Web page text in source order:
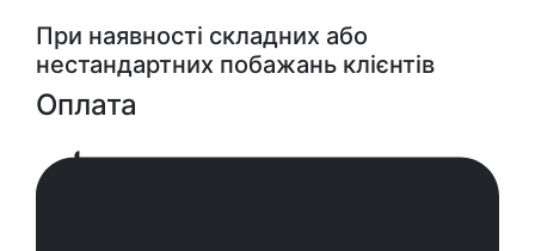
При наявності складних або
нестандартних побажань клієнтів
Оплата